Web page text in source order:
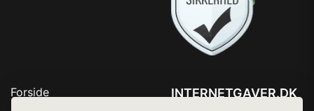
Forside
INTERNETGAVER.DK